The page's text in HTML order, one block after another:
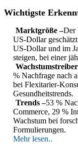
Wichtigste
Marktgröße –Der
US-Dollar
US-Dollar und im
steigen, bei einer
% Nachfrage nach
bei Flexitarier-
Gesundheitstrends.
Trends –53 %
Commerce, 29 %
Wachstum bei
Formulierungen.
Mehr lesen..